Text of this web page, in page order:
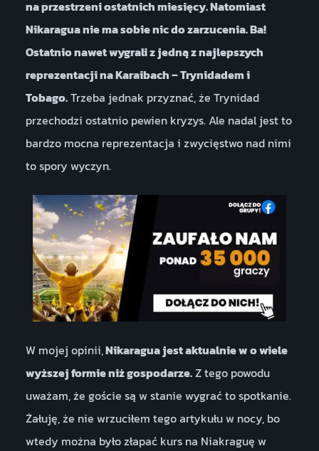
na przestrzeni ostatnich miesięcy. Natomiast
Nikaragua nie ma sobie nic do zarzucenia. Ba!
Ostatnio nawet wygrali z jedną z najlepszych
reprezentacji na Karaibach – Trynidadem i
Tobago.Trzeba jednak przyznać, że Trynidad
przechodzi ostatnio pewien kryzys. Ale nadal jest to
bardzo mocna reprezentacja i zwycięstwo nad nimi
to spory wyczyn.
W mojej opinii,Nikaragua jest aktualnie w o wiele
wyższej formie niż gospodarze.Z tego powodu
uważam, że goście są w stanie wygrać to spotkanie.
Żałuję, że nie wrzuciłem tego artykułu w nocy, bo
wtedy można było złapać kurs na Niakraguę w